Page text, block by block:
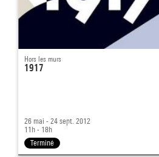
Hors les murs
1917
26 mai - 24 sept. 2012
11h - 18h
Terminé